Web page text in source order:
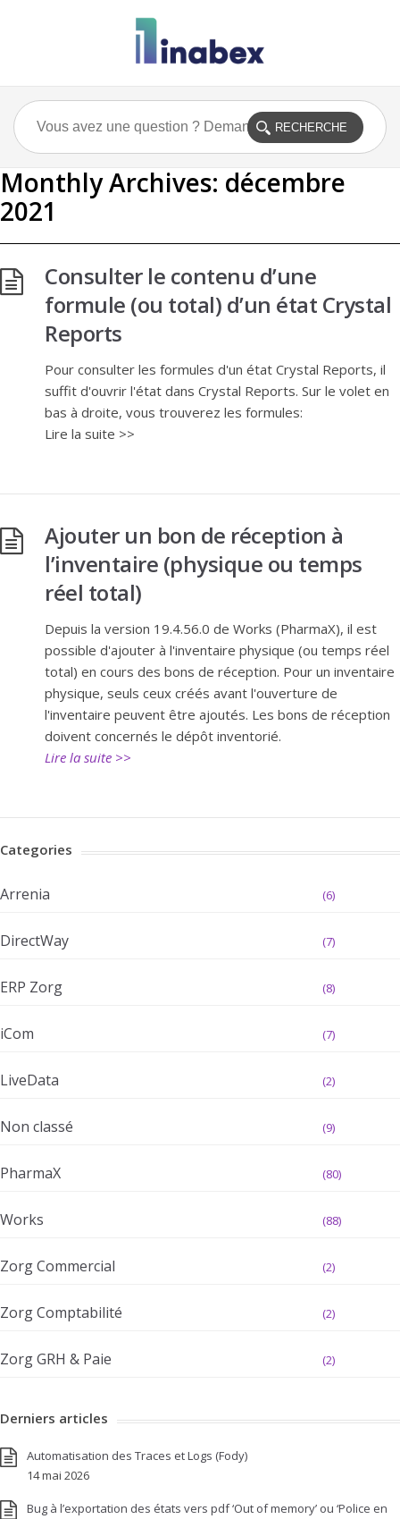
Monthly Archives: décembre
2021
Consulter le contenu d’une
formule (ou total) d’un état Crystal
Reports
Pour consulter les formules d'un état Crystal Reports, il
suffit d'ouvrir l'état dans Crystal Reports. Sur le volet en
bas à droite, vous trouverez les formules:
Lire la suite >>
Ajouter un bon de réception à
l’inventaire (physique ou temps
réel total)
Depuis la version 19.4.56.0 de Works (PharmaX), il est
possible d'ajouter à l'inventaire physique (ou temps réel
total) en cours des bons de réception. Pour un inventaire
physique, seuls ceux créés avant l'ouverture de
l'inventaire peuvent être ajoutés. Les bons de réception
doivent concernés le dépôt inventorié.
Lire la suite >>
Categories
Arrenia (6)
DirectWay (7)
ERP Zorg (8)
iCom (7)
LiveData (2)
Non classé (9)
PharmaX (80)
Works (88)
Zorg Commercial (2)
Zorg Comptabilité (2)
Zorg GRH & Paie (2)
Derniers articles
Automatisation des Traces et Logs (Fody)
14 mai 2026
Bug à l’exportation des états vers pdf ‘Out of memory’ ou ‘Police en